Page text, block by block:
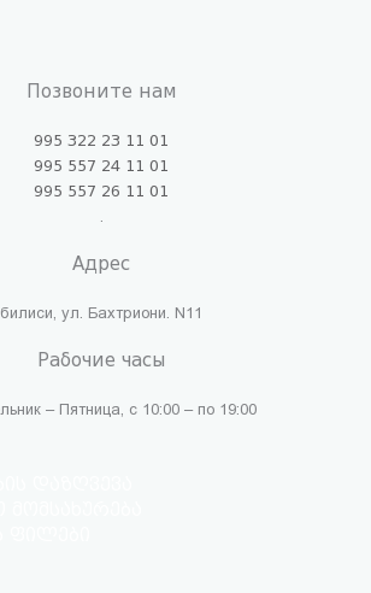
Позвоните нам
995 322 23 11 01
995 557 24 11 01
995 557 26 11 01
Адрес
ул. Бахтриони. N11
Рабочие часы
– Пятница, с 10:00 – по 19:00